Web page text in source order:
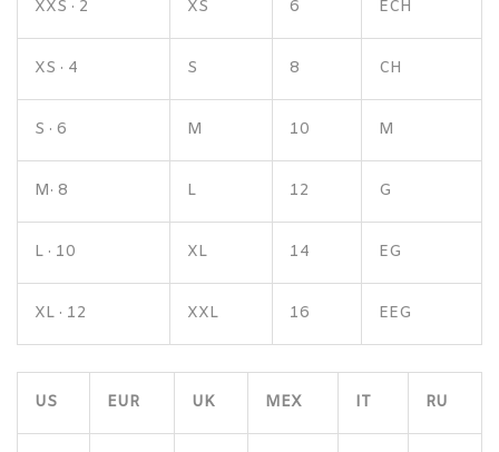
XXS · 2 XS 6 ECH
XS · 4 S 8 CH
S · 6 M 10 M
M· 8 L 12 G
L · 10 XL 14 EG
XL · 12 XXL 16 EEG
US EUR UK MEX IT RU